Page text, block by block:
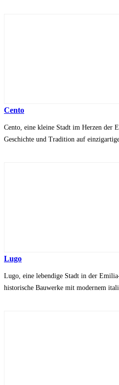
Cento
Cento, eine kleine Stadt im Herzen der
Geschichte und Tradition auf
Lugo
Lugo, eine lebendige Stadt in der
historische Bauwerke mit modernem